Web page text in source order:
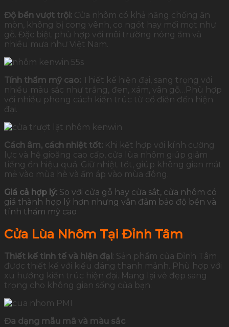
Độ bền vượt trội: Cửa nhôm có khả năng chống ăn
mòn, không bị cong vênh, co ngót hay mối mọt như
gỗ. Đặc biệt phù hợp với môi trường nóng ẩm và
nhiều mưa như Việt Nam.
Tính thẩm mỹ cao: Thiết kế hiện đại, sang trọng với
nhiều màu sắc như trắng, đen, xám, vân gỗ…Phù hợp
với nhiều phong cách kiến trúc từ cổ điển đến hiện
đại.
Cách âm, cách nhiệt tốt: Khi kết hợp với kính cường
lực và hệ gioăng cao cấp, cửa lùa nhôm giúp giảm
tiếng ồn hiệu quả. Giữ nhiệt tốt, giúp không gian mát
mẻ vào mùa hè và ấm áp vào mùa đông.
Giá cả hợp lý: So với cửa gỗ hay cửa sắt, cửa nhôm có
giá thành hợp lý hơn nhưng vẫn đảm bảo độ bền và
tính thẩm mỹ cao
Cửa Lùa Nhôm Tại Đỉnh Tâm
Thiết kế tinh tế và hiện đại : Sản phẩm của Đỉnh Tâm
được thiết kế với kiểu dáng thanh mảnh. Phù hợp với
xu hướng kiến trúc hiện đại. Mang lại vẻ đẹp sang
trọng cho không gian sống của bạn.
Đa dạng mẫu mã và màu sắc: